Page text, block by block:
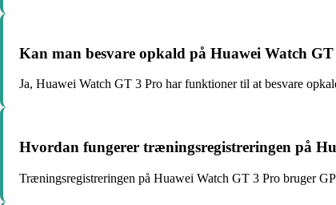
Kan man besvare opkald på Huawei Watch
Ja, Huawei Watch GT 3 Pro har funktioner til at besvare
Hvordan fungerer træningsregistreringen på
Træningsregistreringen på Huawei Watch GT 3 Pro bruger